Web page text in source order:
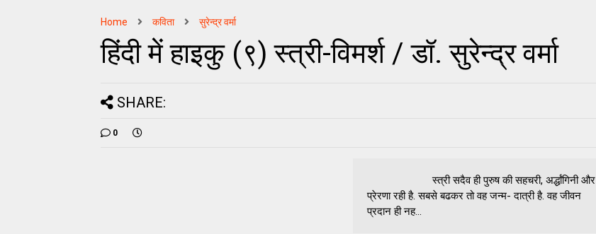
Home कविता सुरेन्द्र वर्मा
हिंदी में हाइकु (९) स्त्री-विमर्श / डॉ. सुरेन्द्र वर्मा
SHARE:
0
स्त्री सदैव ही पुरुष की सहचरी, अर्द्धांगिनी और
प्रेरणा रही है. सबसे बढकर तो वह जन्म- दात्री है. वह जीवन
प्रदान ही नह...